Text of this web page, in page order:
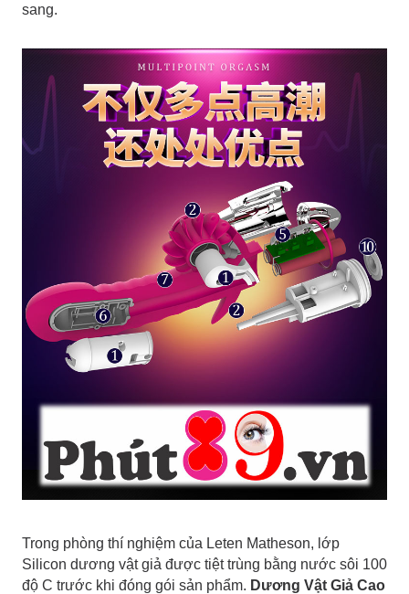
sang.
Trong phòng thí nghiệm của Leten Matheson, lớp
Silicon dương vật giả được tiệt trùng bằng nước sôi 100
độ C trước khi đóng gói sản phẩm. Dương Vật Giả Cao